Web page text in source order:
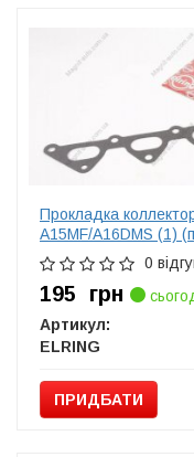
Прокладка
A15MF/A16DMS (1)
0
195 грн
Артикул:
ELRING
ПРИДБАТИ